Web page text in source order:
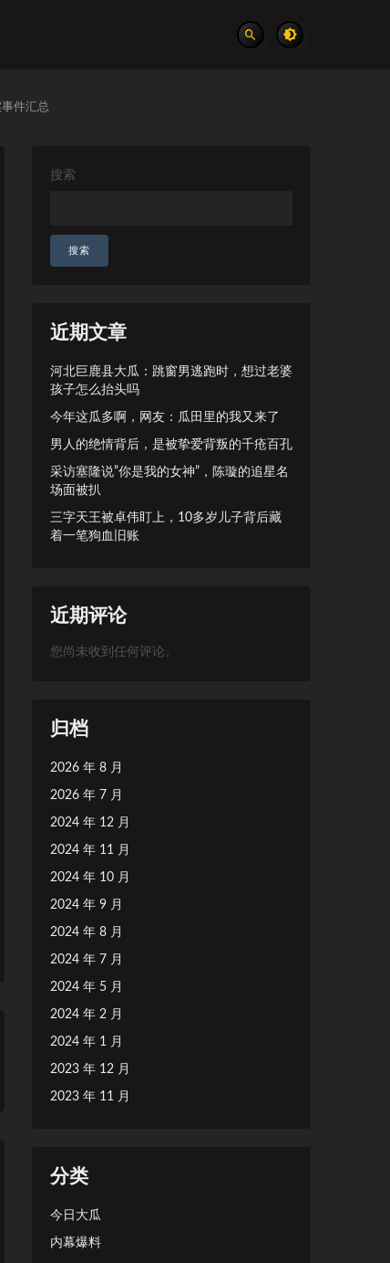
件汇总
搜索
搜索
近期文章
河北巨鹿县大瓜：跳窗男逃跑时，想过老婆
孩子怎么抬头吗
今年这瓜多啊，网友：瓜田里的我又来了
男人的绝情背后，是被挚爱背叛的千疮百孔
采访塞隆说”你是我的女神”，陈璇的追星名
场面被扒
三字天王被卓伟盯上，10多岁儿子背后藏
着一笔狗血旧账
近期评论
您尚未收到任何评论。
归档
2026 年 8 月
2026 年 7 月
2024 年 12 月
2024 年 11 月
2024 年 10 月
2024 年 9 月
2024 年 8 月
2024 年 7 月
2024 年 5 月
2024 年 2 月
2024 年 1 月
2023 年 12 月
2023 年 11 月
分类
今日大瓜
内幕爆料